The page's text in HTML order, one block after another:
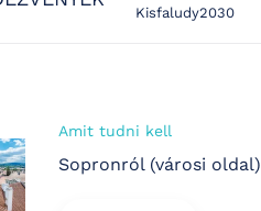
Kisfaludy2030
Amit tudni kell
Sopronról (városi oldal)